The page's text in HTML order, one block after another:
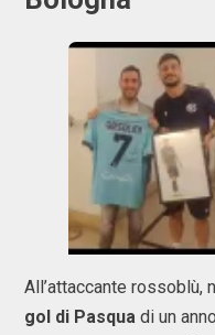
All’attaccante rossoblù,
gol di Pasqua di un